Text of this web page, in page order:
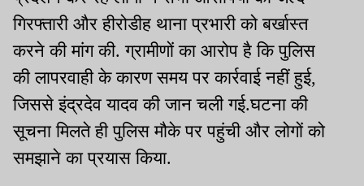
गिरफ्तारी और हीरोडीह थाना प्रभारी को बर्खास्त
करने की मांग की. ग्रामीणों का आरोप है कि पुलिस
की लापरवाही के कारण समय पर कार्रवाई नहीं हुई,
जिससे इंद्रदेव यादव की जान चली गई.घटना की
सूचना मिलते ही पुलिस मौके पर पहुंची और लोगों को
समझाने का प्रयास किया.